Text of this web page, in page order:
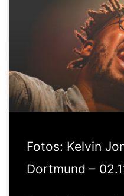
Fotos: Kelvin
Dortmund –